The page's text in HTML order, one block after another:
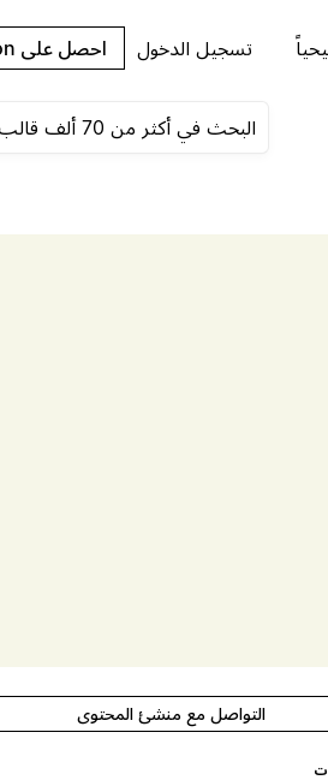
تسجيل الدخول احصل على Notion مجاناً
التواصل مع منشئ المحتوى